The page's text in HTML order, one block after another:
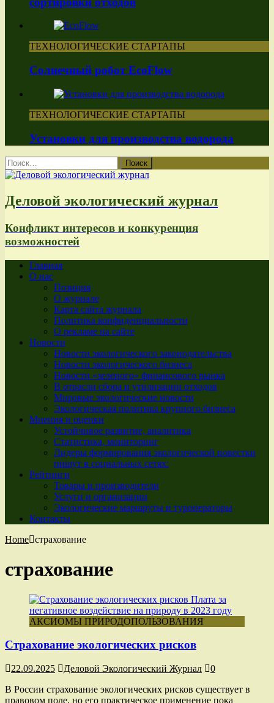
ТЕХНОЛОГИЧЕСКИЕ СТАРТАПЫ
Солнечный робот EcoFlow
ТЕХНОЛОГИЧЕСКИЕ СТАРТАПЫ
Установки для производства водорода
Найти:
Деловой экологический журнал
Конфликт интересов и конкуренция
возможностей
Главная
О нас
Позиция
О журнале
Карта сайта журнала
Политика конфиденциальности
О рекламе на сайте
Новости
Новости экологического законодательства
Новости экологического бизнеса
Новости «зеленого» финансового рынка
В отрасли сбора и утилизации отходов
Мировые экологические новости
Экологическая политика крупного бизнеса
Мнения и оценки
Устойчивое развитие, аналитика
Статистика, мониторинг
Лидеры формирования экологической повестки
пишут в социальных сетях:
Рейтинги
Товары и производители
Услуги и организации
Экологические маршруты и туроператоры
Контакты
Home страхование
страхование
АКСИОМЫ ПРИРОДОПОЛЬЗОВАНИЯ
Страхование экологических рисков
22.09.2025 Деловой Экологический Журнал
0
В России страхование экологических рисков существует в
правовом поле, но его практическое применение пока